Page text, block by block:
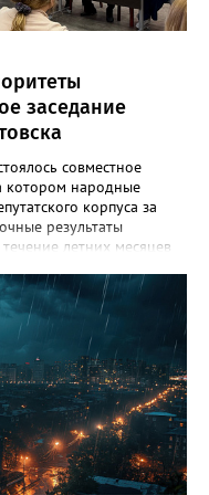
заседание
совместное
котором народные
корпуса за
результаты
летних месяцев
жители, побывали
благоустройства,
участки, потенциально
Комитет по
контроле
Депутаты дали
отметив
и программ,
оснащённость
и санитарных